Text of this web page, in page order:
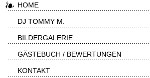
HOME
DJ TOMMY M.
BILDERGALERIE
GÄSTEBUCH / BEWERTUNGEN
KONTAKT